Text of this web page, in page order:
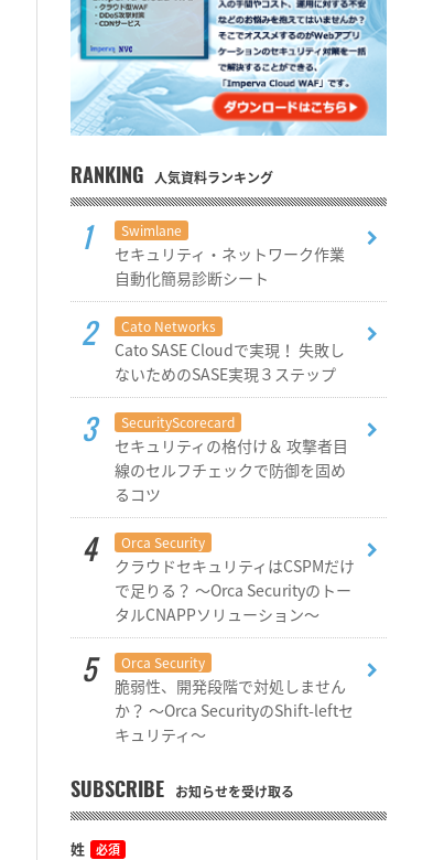
RANKING 人気資料ランキング
Swimlane
セキュリティ・ネットワーク作業
自動化簡易診断シート
Cato Networks
Cato SASE Cloudで実現！ 失敗し
ないためのSASE実現３ステップ
SecurityScorecard
セキュリティの格付け＆ 攻撃者目
線のセルフチェックで防御を固め
るコツ
Orca Security
クラウドセキュリティはCSPMだけ
で足りる？ ～Orca Securityのトー
タルCNAPPソリューション～
Orca Security
脆弱性、開発段階で対処しません
か？ ～Orca SecurityのShift-leftセ
キュリティ～
SUBSCRIBE お知らせを受け取る
姓 必須